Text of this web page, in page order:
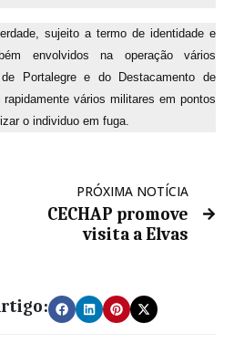
sujeito a termo de identidade e
envolvidos na operação vários
Portalegre e do Destacamento de
vários militares em pontos
o individuo em fuga.
PRÓXIMA NOTÍCIA
CECHAP promove
visita a Elvas